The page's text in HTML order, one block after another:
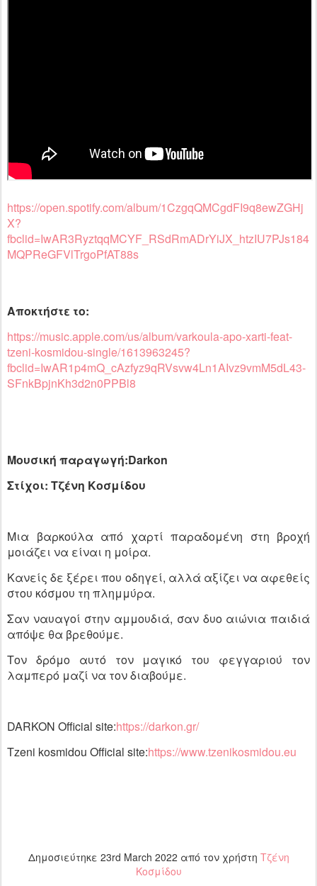
https://open.spotify.com/album/1CzgqQMCgdFI9q8ewZGHj
X?
fbclid=IwAR3RyztqqMCYF_RSdRmADrYiJX_htzIU7PJs184
MQPReGFVlTrgoPfAT88s
Αποκτήστε το:
https://music.apple.com/us/album/varkoula-apo-xarti-feat-
tzeni-kosmidou-single/1613963245?
fbclid=IwAR1p4mQ_cAzfyz9qRVsvw4Ln1AIvz9vmM5dL43-
SFnkBpjnKh3d2n0PPBl8
Μουσική παραγωγή:Darkon
Στίχοι: Τζένη Κοσμίδου
Μια βαρκούλα από χαρτί παραδομένη στη βροχή
μοιάζει να είναι η μοίρα.
Κανείς δε ξέρει που οδηγεί, αλλά αξίζει να αφεθείς
στου κόσμου τη πλημμύρα.
Σαν ναυαγοί στην αμμουδιά, σαν δυο αιώνια παιδιά
απόψε θα βρεθούμε.
Τον δρόμο αυτό τον μαγικό του φεγγαριού τον
λαμπερό μαζί να τον διαβούμε.
DARKON Official site:https://darkon.gr/
Tzeni kosmidou Official site:https://www.tzenikosmidou.eu
Δημοσιεύτηκε 23rd March 2022 από τον χρήστη Τζένη
Κοσμίδου